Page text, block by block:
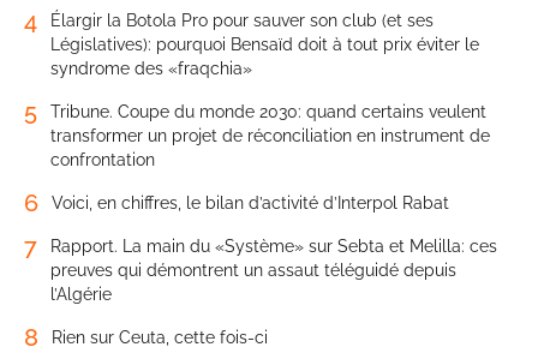
4
Élargir la Botola Pro pour sauver son club (et ses
Législatives): pourquoi Bensaïd doit à tout prix éviter le
syndrome des «fraqchia»
5
Tribune. Coupe du monde 2030: quand certains veulent
transformer un projet de réconciliation en instrument de
confrontation
6 Voici, en chiffres, le bilan d’activité d’Interpol Rabat
7
Rapport. La main du «Système» sur Sebta et Melilla: ces
preuves qui démontrent un assaut téléguidé depuis
l’Algérie
8 Rien sur Ceuta, cette fois-ci